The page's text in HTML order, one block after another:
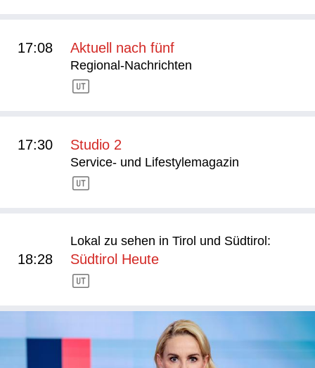
17:08 Aktuell nach fünf
Regional-Nachrichten
17:30 Studio 2
Service- und Lifestylemagazin
Lokal zu sehen in Tirol und Südtirol:
18:28 Südtirol Heute